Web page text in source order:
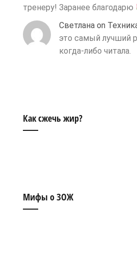
тренеру! Заранее благодарю
Светлана on
это самый лучший
когда-либо читала.
Как сжечь жир?
Мифы о ЗОЖ